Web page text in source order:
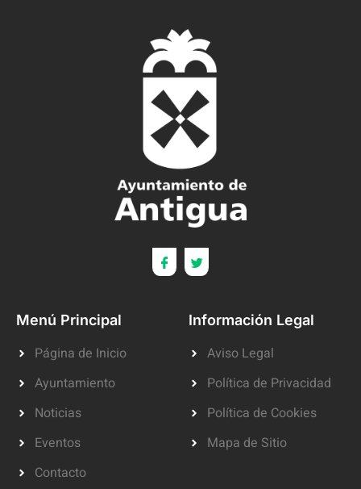
Menú Principal
Página de Inicio
Ayuntamiento
Noticias
Eventos
Contacto
Información Legal
Aviso Legal
Política de Privacidad
Política de Cookies
Mapa de Sitio